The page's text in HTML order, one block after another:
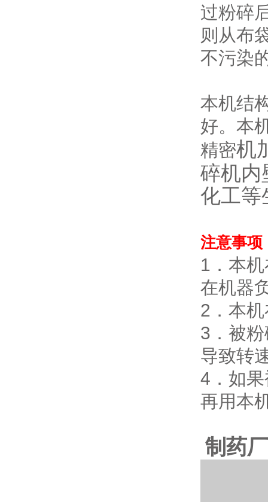
过粉碎
则从布
不污染
本机结
好。本
精密机
碎机内
化工等
注意事项
1．本
在机器
2．本
3．被
导致转
4．如
再用本
制药